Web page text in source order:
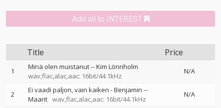
Add all to INTEREST
Title Price
1 Minä olen muistanut--Kim Lönnholm
wav,flac,alac,aac: 16bit/44.1kHz
N/A
2 Ei vaadi paljon, vain kaiken - Benjamin --
Maarit wav,flac,alac,aac: 16bit/44.1kHz
N/A